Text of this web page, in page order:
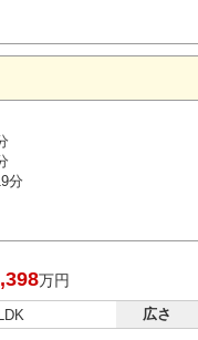
分
万円
広さ